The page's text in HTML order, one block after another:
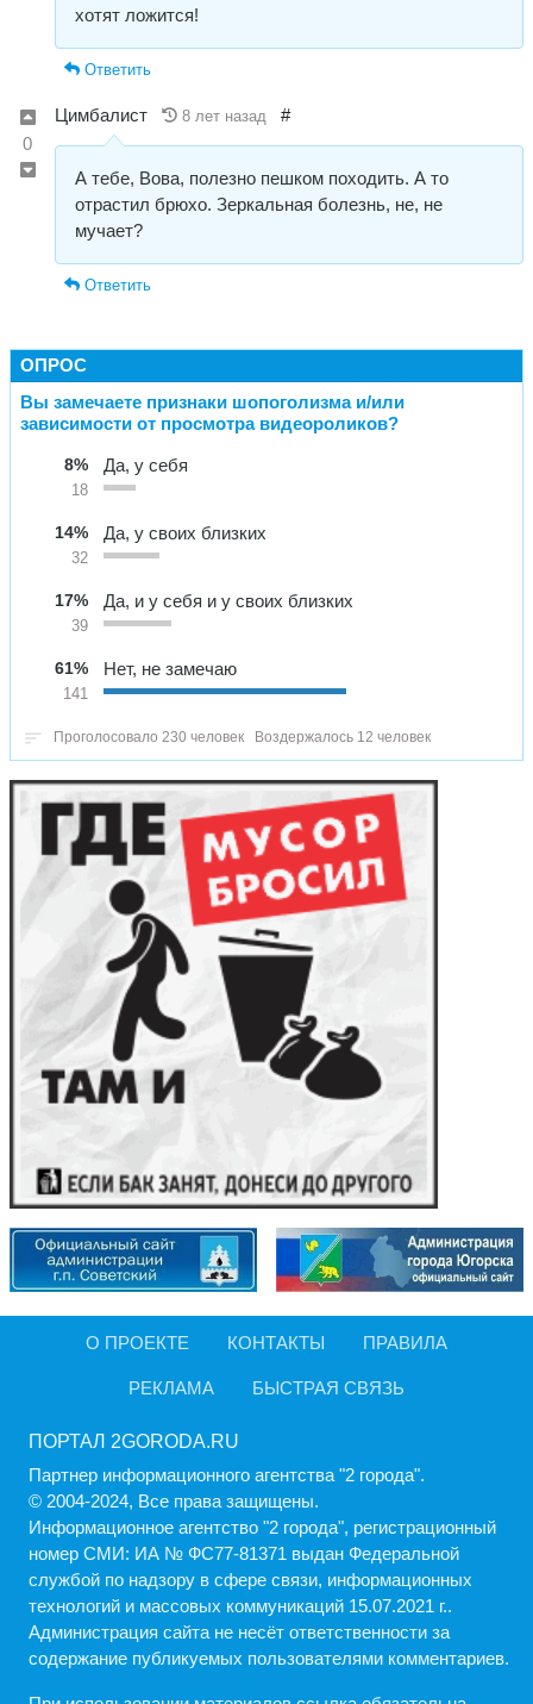
хотят ложится!
Ответить
0
Цимбалист 8 лет назад #
А тебе, Вова, полезно пешком походить. А то
отрастил брюхо. Зеркальная болезнь, не, не
мучает?
Ответить
ОПРОС
Вы замечаете признаки шопоголизма и/или
зависимости от просмотра видеороликов?
8%
18
Да, у себя
14%
32
Да, у своих близких
17%
39
Да, и у себя и у своих близких
61%
141
Нет, не замечаю
Проголосовало 230 человек Воздержалось 12 человек
О ПРОЕКТЕ КОНТАКТЫ ПРАВИЛА
РЕКЛАМА БЫСТРАЯ СВЯЗЬ
ПОРТАЛ 2GORODA.RU
Партнер информационного агентства "2 города".
© 2004-2024, Все права защищены.
Информационное агентство "2 города", регистрационный
номер СМИ: ИА № ФС77-81371 выдан Федеральной
службой по надзору в сфере связи, информационных
технологий и массовых коммуникаций 15.07.2021 г..
Администрация cайта не несёт ответственности за
содержание публикуемых пользователями комментариев.